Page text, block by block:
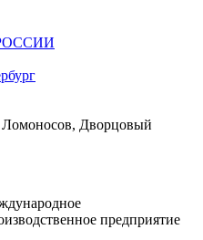
Ломоносов, Дворцовый
предприятие